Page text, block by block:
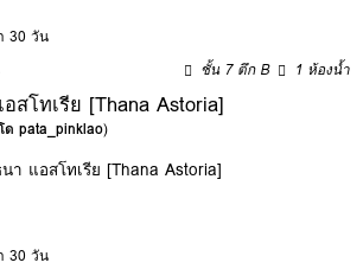
30 วัน
ชั้น 7 ตึก B 1 ห้องน้ำ
โทเรีย [Thana Astoria]
pata_pinklao)
า แอสโทเรีย [Thana Astoria]
30 วัน